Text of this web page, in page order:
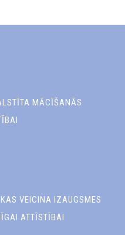
MĀCĪŠANĀS
VEICINA IZAUGSMES
ATTĪSTĪBAI